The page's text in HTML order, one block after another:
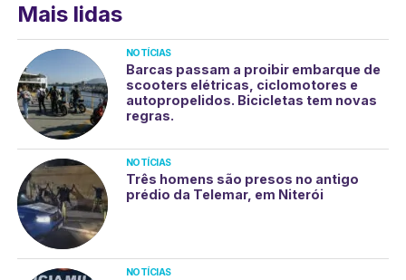
Mais lidas
NOTÍCIAS
Barcas passam a proibir embarque de
scooters elétricas, ciclomotores e
autopropelidos. Bicicletas tem novas
regras.
NOTÍCIAS
Três homens são presos no antigo
prédio da Telemar, em Niterói
NOTÍCIAS